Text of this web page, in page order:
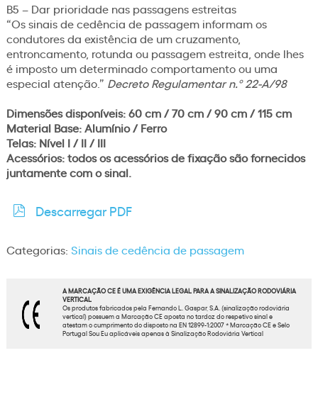
B5 – Dar prioridade nas passagens estreitas
“Os sinais de cedência de passagem informam os
condutores da existência de um cruzamento,
entroncamento, rotunda ou passagem estreita, onde lhes
é imposto um determinado comportamento ou uma
especial atenção.” Decreto Regulamentar n.º 22-A/98
Dimensões disponíveis: 60 cm / 70 cm / 90 cm / 115 cm
Material Base: Alumínio / Ferro
Telas: Nível I / II / III
Acessórios: todos os acessórios de fixação são fornecidos
juntamente com o sinal.
Descarregar PDF
Categorias: Sinais de cedência de passagem
A MARCAÇÃO CE É UMA EXIGÊNCIA LEGAL PARA A SINALIZAÇÃO RODOVIÁRIA
VERTICAL
Os produtos fabricados pela Fernando L. Gaspar, S.A. (sinalização rodoviária
vertical) possuem a Marcação CE aposta no tardoz do respetivo sinal e
atestam o cumprimento do disposto na EN 12899-1:2007 * Marcação CE e Selo
Portugal Sou Eu aplicáveis apenas à Sinalização Rodoviária Vertical